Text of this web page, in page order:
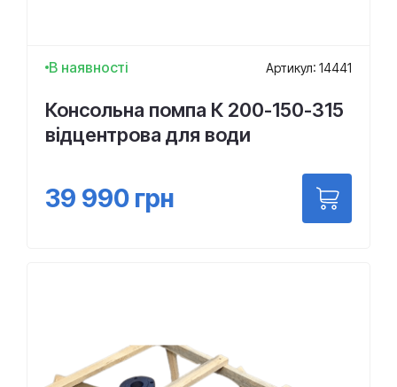
В наявності Артикул: 14441
Консольна помпа К 200-150-315
відцентрова для води
39 990 грн